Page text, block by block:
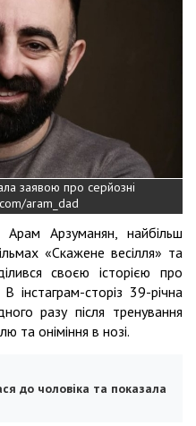
заявою про серйозні
aram_dad
Арзуманян, найбільш
«Скажене весілля» та
своєю історією про
інстаграм-сторіз 39-річна
разу після тренування
та оніміння в нозі.
до чоловіка та показала